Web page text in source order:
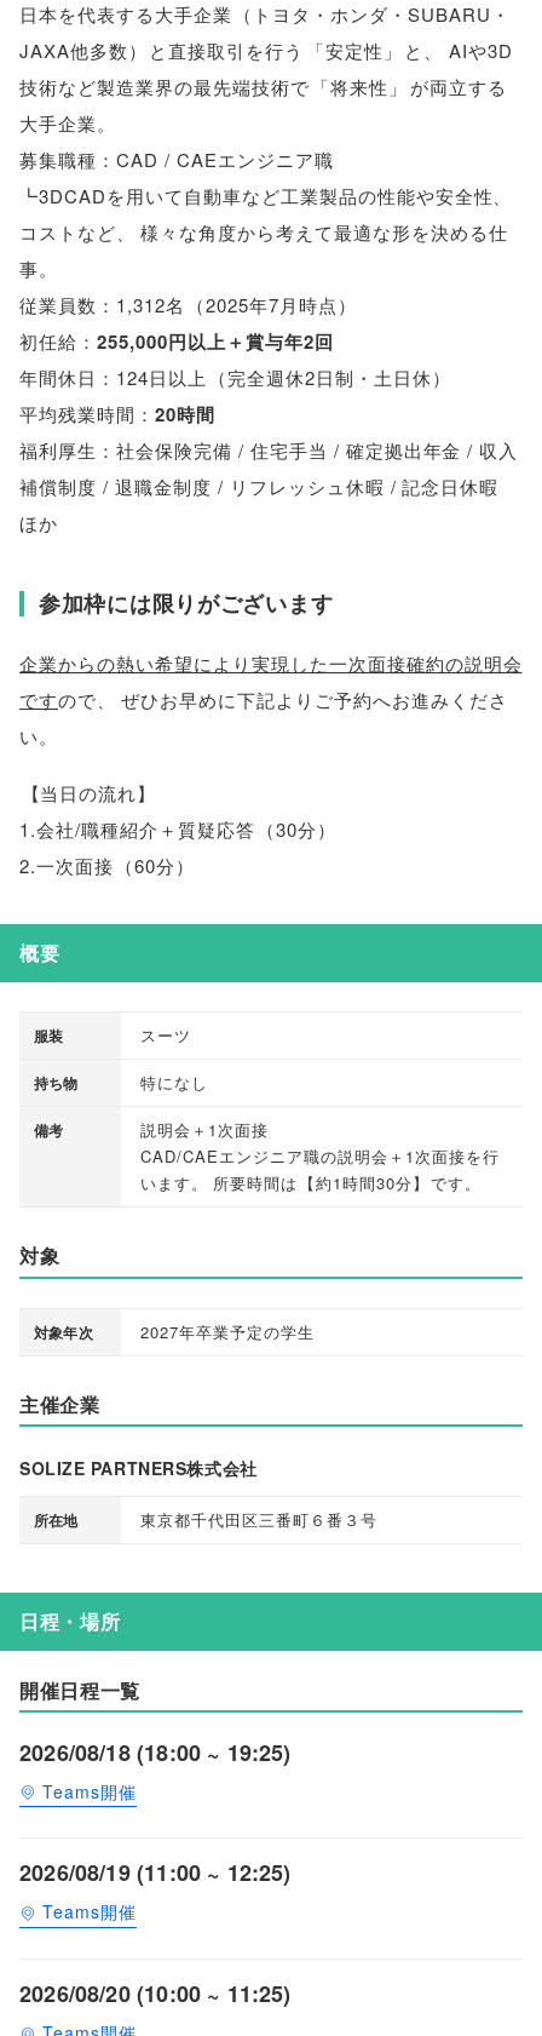
日本を代表する大手企業 （ トヨタ・ホンダ・SUBARU・
JAXA他多数） と直接取引を行う 「安定性 」 と 、
AIや3D
技術など製造業界の最先端技術で 「将来性 」
が両立する
大手企業。
募集職種：CAD / CAEエンジニア職
┗3DCADを用いて自動車など工業製品の性能や安全性、
コストなど、
様々な角度から考えて最適な形を決める仕
事。
従業員数：1,312名
（2025年7月時点）
初任給： 255,000円以上＋賞与年2回
年間休日：124日以上 （完全週休2日制・土日休）
平均残業時間： 20時間
福利厚生：社会保険完備 / 住宅手当 / 確定拠出年金 / 収入
補償制度 / 退職金制度 / リフレッシュ休暇 / 記念日休暇
ほか
参加枠には限りがございます
企業からの熱い希望により実現した一次面接確約の説明会
ですので、
ぜひお早めに下記よりご予約へお進みくださ
い。
【当日の流れ】
1.会社/職種紹介＋質疑応答 （30分）
2.一次面接 （60分）
概要
服装 スーツ
持ち物 特になし
備考
説明会＋1次面接
CAD/CAEエンジニア職の説明会＋1次面接を行
います 。 所要時間は 【約1時間30分】 です 。
対象
対象年次 2027年卒業予定の学生
主催企業
SOLIZE PARTNERS株式会社
所在地 東京都千代田区三番町６番３号
日程・場所
開催日程一覧
2026/08/18 (18:00 ~ 19:25)
Teams開催
2026/08/19 (11:00 ~ 12:25)
Teams開催
2026/08/20 (10:00 ~ 11:25)